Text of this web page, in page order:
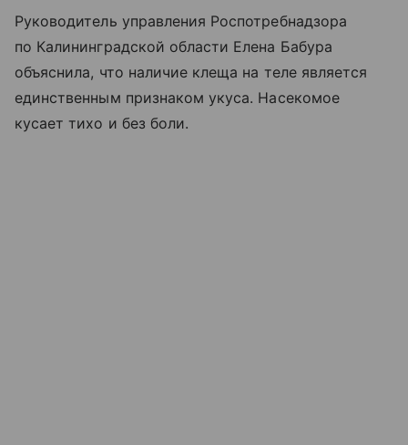
Руководитель управления Роспотребнадзора
по Калининградской области Елена Бабура
объяснила, что наличие клеща на теле является
единственным признаком укуса. Насекомое
кусает тихо и без боли.